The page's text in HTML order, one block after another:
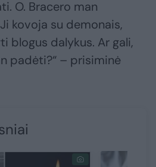
O. Bracero man
kovoja su demonais,
blogus dalykus. Ar gali,
padėti?“ – prisiminė